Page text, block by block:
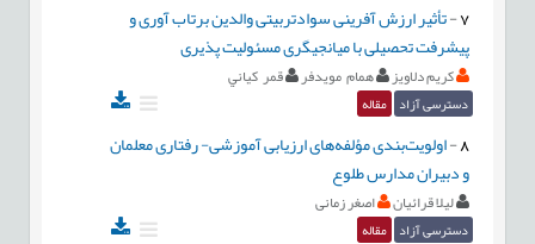
7
-تأثیر ارزش آفرینی سوادتربیتی والدین برتاب آوری و
پیشرفت تحصیلی با میانجیگری مسئولیت پذیری
كريم دلاویز همام مويدفر قمر كياني
دسترسی آزاد مقاله
8
-اولویت‌بندی مؤلفه‌های ارزیابی آموزشی- رفتاری معلمان
و دبیران مدارس طلوع
لیلا قرائیان اصغر زمانی
دسترسی آزاد مقاله